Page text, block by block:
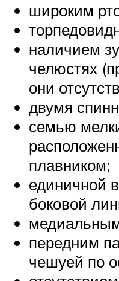
широким
наличием
челюстях
они
двумя
семью
плавником;
единичной
боковой
передним
чешуей по